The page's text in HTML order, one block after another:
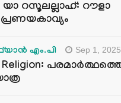
യാ റസൂലല്ലാഹ്: റൗളാ
എം.പി Sep 1, 2025
Religion: